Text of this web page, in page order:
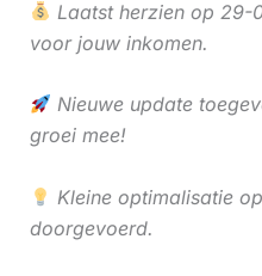
Laatst herzien op 29-
voor jouw inkomen.
Nieuwe update
groei mee!
Kleine optimalisatie
doorgevoerd.